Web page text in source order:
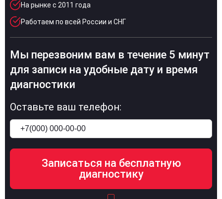
На рынке с 2011 года
Работаем по всей России и СНГ
Мы перезвоним вам в течение 5 минут
для записи на удобные дату и время
диагностики
Оставьте ваш телефон: